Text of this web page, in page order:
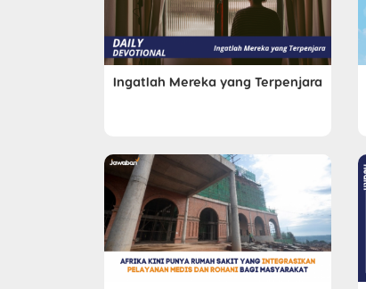
Ingatlah Mereka yang Terpenjara